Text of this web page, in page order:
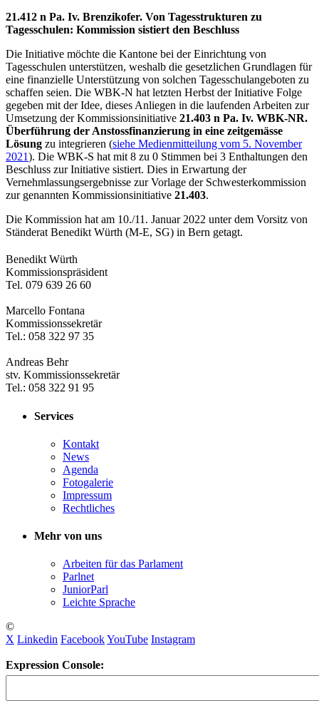
21.412 n Pa. Iv. Brenzikofer. Von Tagesstrukturen zu
Tagesschulen: Kommission sistiert den Beschluss
Die Initiative möchte die Kantone bei der Einrichtung von
Tagesschulen unterstützen, weshalb die gesetzlichen Grundlagen für
eine finanzielle Unterstützung von solchen Tagesschulangeboten zu
schaffen seien. Die WBK-N hat letzten Herbst der Initiative Folge
gegeben mit der Idee, dieses Anliegen in die laufenden Arbeiten zur
Umsetzung der Kommissionsinitiative 21.403 n Pa. Iv. WBK-NR.
Überführung der Anstossfinanzierung in eine zeitgemässe
Lösung zu integrieren (siehe Medienmitteilung vom 5. November
2021). Die WBK-S hat mit 8 zu 0 Stimmen bei 3 Enthaltungen den
Beschluss zur Initiative sistiert. Dies in Erwartung der
Vernehmlassungsergebnisse zur Vorlage der Schwesterkommission
zur genannten Kommissionsinitiative 21.403.
Die Kommission hat am 10./11. Januar 2022 unter dem Vorsitz von
Ständerat Benedikt Würth (M-E, SG) in Bern getagt.
Benedikt Würth
Kommissionspräsident
Tel. 079 639 26 60
Marcello Fontana
Kommissionssekretär
Tel.: 058 322 97 35
Andreas Behr
stv. Kommissionssekretär
Tel.: 058 322 91 95
Services
Kontakt
News
Agenda
Fotogalerie
Impressum
Rechtliches
Mehr von uns
Arbeiten für das Parlament
Parlnet
JuniorParl
Leichte Sprache
©
X Linkedin FacebookYouTube Instagram
Expression Console: